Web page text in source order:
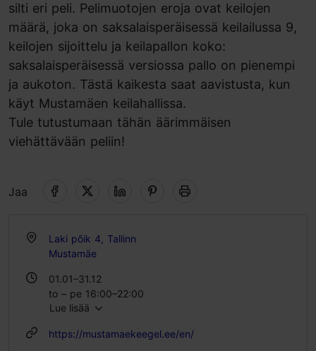
silti eri peli. Pelimuotojen eroja ovat keilojen
määrä, joka on saksalaisperäisessä keilailussa 9,
keilojen sijoittelu ja keilapallon koko:
saksalaisperäisessä versiossa pallo on pienempi
ja aukoton. Tästä kaikesta saat aavistusta, kun
käyt Mustamäen keilahallissa.
Tule tutustumaan tähän äärimmäisen
viehättävään peliin!
Jaa
Laki põik 4, Tallinn
Mustamäe
01.01–31.12
to – pe 16:00–22:00
la – su 13:00–22:00
Lue lisää
https://mustamaekeegel.ee/en/